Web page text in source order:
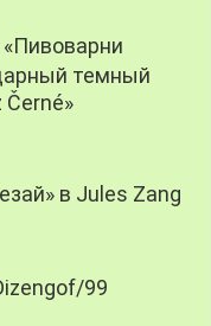
темный
в Jules Zang
99